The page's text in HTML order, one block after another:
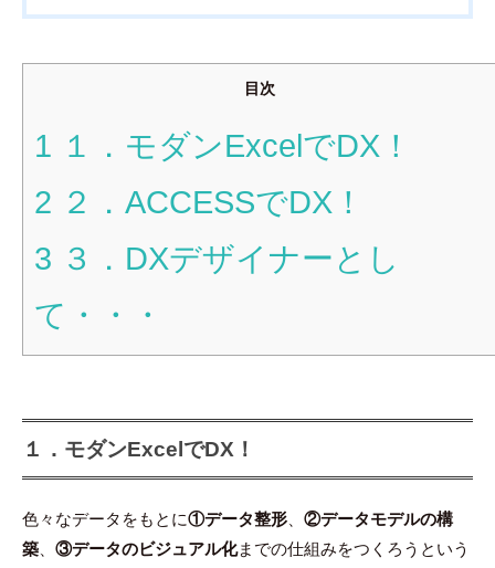
目次
1 １．モダンExcelでDX！
2 ２．ACCESSでDX！
3 ３．DXデザイナーとし
て・・・
１．モダンExcelでDX！
色々なデータをもとに①データ整形、 ②データモデルの構
築、 ③データのビジュアル化までの仕組みをつくろうという